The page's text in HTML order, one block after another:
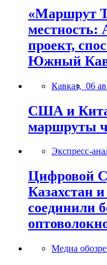
«Маршрут
местность:
проект,
Южный
Кавказ, 06
США и
маршруты
Экспресс-
Цифровой
Казахстан
соединили
Медиа